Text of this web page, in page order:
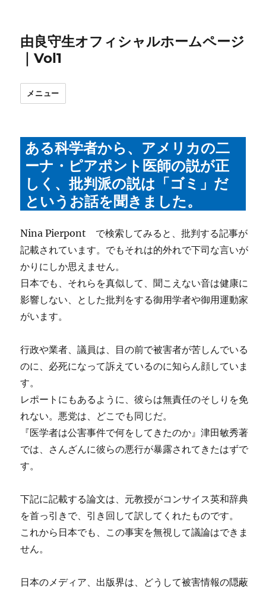
由良守生オフィシャルホームページ
｜Vol1
メニュー
ある科学者から、アメリカの二
ーナ・ピアポント医師の説が正
しく、批判派の説は「ゴミ」だ
というお話を聞きました。
Nina Pierpont で検索してみると、批判する記事が
記載されています。でもそれは的外れで下司な言いが
かりにしか思えません。
日本でも、それらを真似して、聞こえない音は健康に
影響しない、とした批判をする御用学者や御用運動家
がいます。
行政や業者、議員は、目の前で被害者が苦しんでいる
のに、必死になって訴えているのに知らん顔していま
す。
レポートにもあるように、彼らは無責任のそしりを免
れない。悪党は、どこでも同じだ。
『医学者は公害事件で何をしてきたのか』津田敏秀著
では、さんざんに彼らの悪行が暴露されてきたはずで
す。
下記に記載する論文は、元教授がコンサイス英和辞典
を首っ引きで、引き回して訳してくれたものです。
これから日本でも、この事実を無視して議論はできま
せん。
日本のメディア、出版界は、どうして被害情報の隠蔽